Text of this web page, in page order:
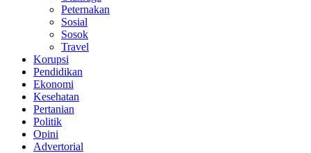
Peternakan
Sosial
Sosok
Travel
Korupsi
Pendidikan
Ekonomi
Kesehatan
Pertanian
Politik
Opini
Advertorial